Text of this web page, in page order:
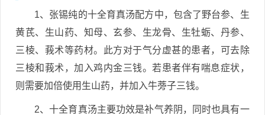
1、张锡纯的十全育真汤配方中，包含了野台参、生
黄芪、生山药、知母、玄参、生龙骨、生牡蛎、丹参、
三棱、莪术等药材。此方对于气分虚甚的患者，可去除
三棱和莪术，加入鸡内金三钱。若患者伴有喘息症状，
则需要加倍使用生山药，并加入牛蒡子三钱。
2、十全育真汤主要功效是补气养阴，同时也具有一